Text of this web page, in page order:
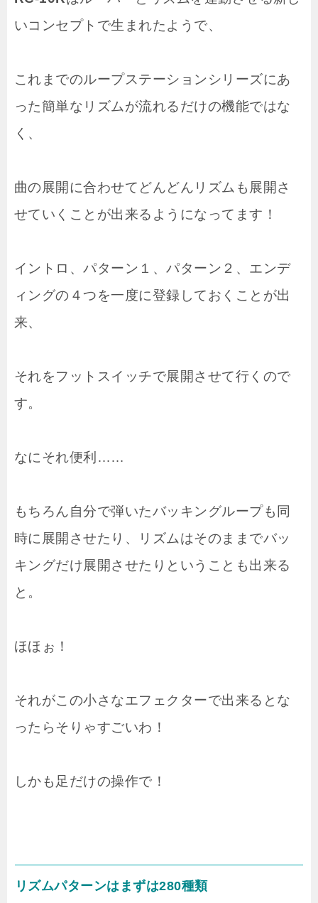
いコンセプトで生まれたようで、
これまでのループステーションシリーズにあ
った簡単なリズムが流れるだけの機能ではな
く、
曲の展開に合わせてどんどんリズムも展開さ
せていくことが出来るようになってます！
イントロ、パターン１、パターン２、エンデ
ィングの４つを一度に登録しておくことが出
来、
それをフットスイッチで展開させて行くので
す。
なにそれ便利……
もちろん自分で弾いたバッキングループも同
時に展開させたり、リズムはそのままでバッ
キングだけ展開させたりということも出来る
と。
ほほぉ！
それがこの小さなエフェクターで出来るとな
ったらそりゃすごいわ！
しかも足だけの操作で！
リズムパターンはまずは280種類